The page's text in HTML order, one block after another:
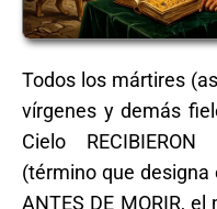
Todos los mártires
vírgenes y demás
Cielo
(término que designa
ANTES DE MORIR,